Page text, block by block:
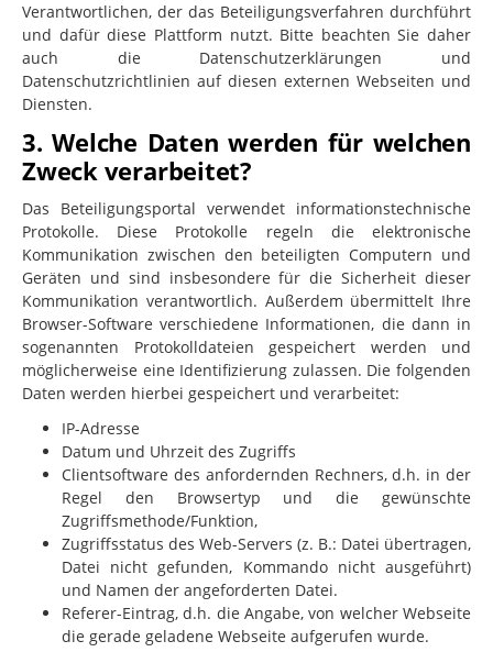
Verantwortlichen, der das Beteiligungsverfahren durchführt
und dafür diese Plattform nutzt. Bitte beachten Sie daher
auch die Datenschutzerklärungen und
Datenschutzrichtlinien auf diesen externen Webseiten und
Diensten.
3. Welche Daten werden für welchen
Zweck verarbeitet?
Das Beteiligungsportal verwendet informationstechnische
Protokolle. Diese Protokolle regeln die elektronische
Kommunikation zwischen den beteiligten Computern und
Geräten und sind insbesondere für die Sicherheit dieser
Kommunikation verantwortlich. Außerdem übermittelt Ihre
Browser-Software verschiedene Informationen, die dann in
sogenannten Protokolldateien gespeichert werden und
möglicherweise eine Identifizierung zulassen. Die folgenden
Daten werden hierbei gespeichert und verarbeitet:
IP-Adresse
Datum und Uhrzeit des Zugriffs
Clientsoftware des anfordernden Rechners, d.h. in der
Regel den Browsertyp und die gewünschte
Zugriffsmethode/Funktion,
Zugriffsstatus des Web-Servers (z. B.: Datei übertragen,
Datei nicht gefunden, Kommando nicht ausgeführt)
und Namen der angeforderten Datei.
Referer-Eintrag, d.h. die Angabe, von welcher Webseite
die gerade geladene Webseite aufgerufen wurde.